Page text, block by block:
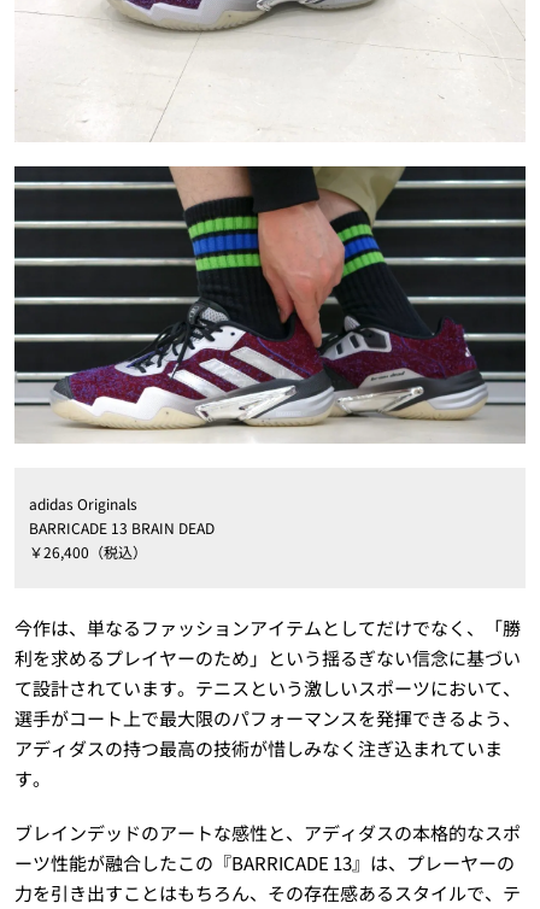
adidas Originals
BARRICADE 13 BRAIN DEAD
￥26,400（税込）
今作は、単なるファッションアイテムとしてだけでなく、「勝
利を求めるプレイヤーのため」という揺るぎない信念に基づい
て設計されています。テニスという激しいスポーツにおいて、
選手がコート上で最大限のパフォーマンスを発揮できるよう、
アディダスの持つ最高の技術が惜しみなく注ぎ込まれていま
す。
ブレインデッドのアートな感性と、アディダスの本格的なスポ
ーツ性能が融合したこの『BARRICADE 13』は、プレーヤーの
力を引き出すことはもちろん、その存在感あるスタイルで、テ